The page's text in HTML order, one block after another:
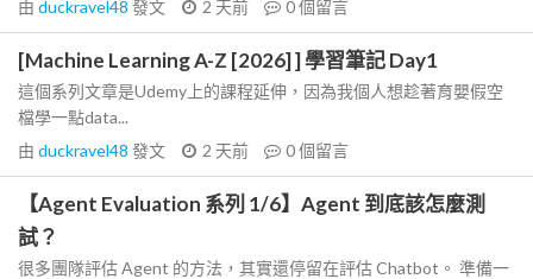
由 duckravel48 發文 2 天前 0個留言
[Machine Learning A-Z [2026] ] 學習筆記 Day1
這個系列文章是Udemy上的課程延伸，因為我個人想趁著育嬰假空
檔學一點data...
由 duckravel48 發文 2 天前 0個留言
【Agent Evaluation 系列 1/6】Agent 到底該怎麼測
試？
很多團隊評估 Agent 的方法，其實還停留在評估 Chatbot。 準備一